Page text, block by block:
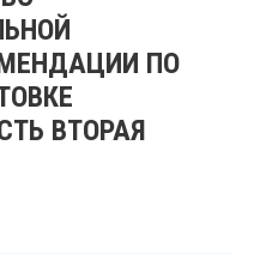
ПО
ВТОРАЯ